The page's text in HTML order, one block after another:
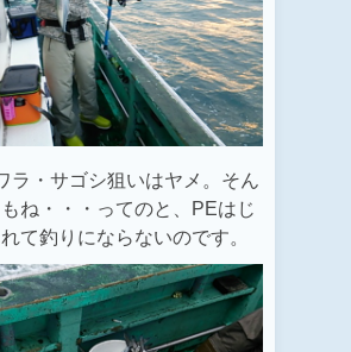
ラ・サゴシ狙いはヤメ。そん
ね・・・ってのと、PEはじ
て釣りにならないのです。